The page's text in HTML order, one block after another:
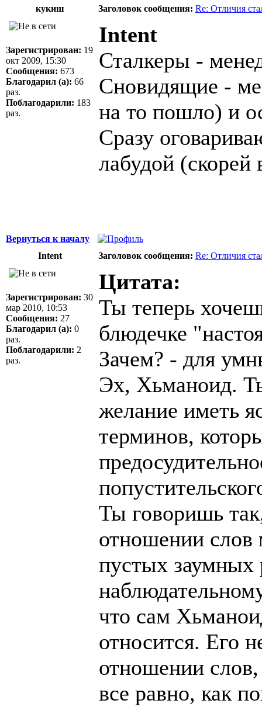
кукиш
Заголовок сообщения: Re: Отличия
Зарегистрирован: 19
окт 2009, 15:30
Сообщения: 673
Благодарил (а): 66
раз.
Поблагодарили: 183
раз.
Intent
Сталкеры -
Сновидящие -
на то пошло) и
Сразу
лабудой (скорей
Вернуться к началу
Intent
Заголовок сообщения: Re: Отличия
Зарегистрирован: 30
мар 2010, 10:53
Сообщения: 27
Благодарил (а): 0
раз.
Поблагодарили: 2
раз.
Цитата:
Ты теперь
блюдечке
Зачем? - для
Эх, Хьманоид.
желание иметь
терминов,
Ты говоришь
отношении слов
пустых заумных
что сам
относится. Его
отношении
все равно, как